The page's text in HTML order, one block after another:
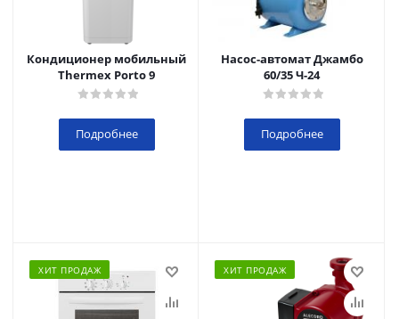
Кондиционер мобильный
Thermex Porto 9
Подробнее
Насос-автомат Джамбо
60/35 Ч-24
Подробнее
ХИТ ПРОДАЖ ХИТ ПРОДАЖ